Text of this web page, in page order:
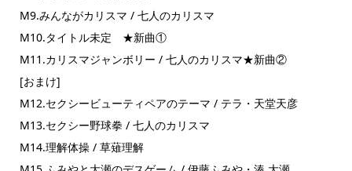
M9.みんながカリスマ / 七人のカリスマ
M10.タイトル未定 ★新曲①
M11.カリスマジャンボリー / 七人のカリスマ★新曲②
[おまけ]
M12.セクシービューティペアのテーマ / テラ・天堂天彦
M13.セクシー野球拳 / 七人のカリスマ
M14.理解体操 / 草薙理解